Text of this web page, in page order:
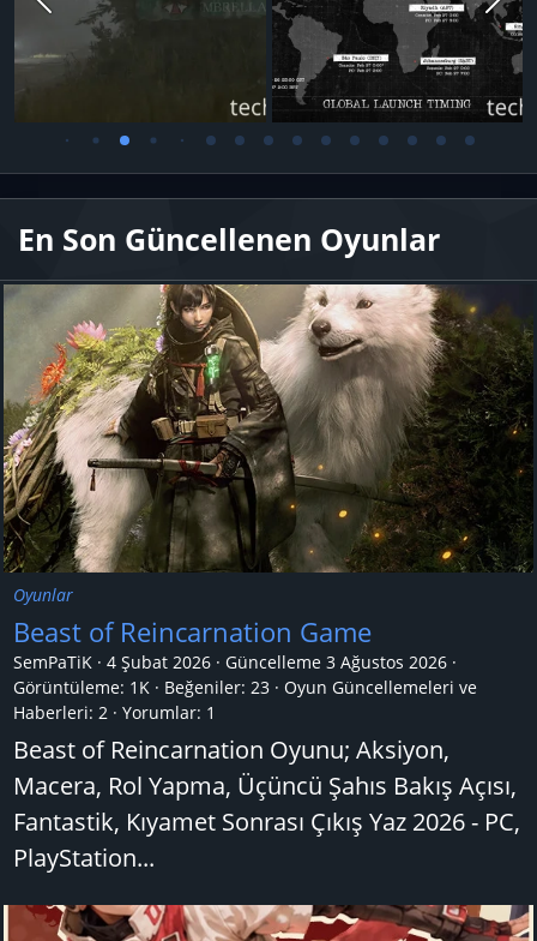
En Son Güncellenen Oyunlar
Oyunlar
Beast of Reincarnation Game
SemPaTiK 4 Şubat 2026 Güncelleme 3 Ağustos 2026
Görüntüleme: 1K
Beğeniler: 23
Oyun Güncellemeleri ve
Haberleri: 2 Yorumlar: 1
Beast of Reincarnation Oyunu; Aksiyon,
Macera, Rol Yapma, Üçüncü Şahıs Bakış Açısı,
Fantastik, Kıyamet Sonrası Çıkış Yaz 2026 - PC,
PlayStation...